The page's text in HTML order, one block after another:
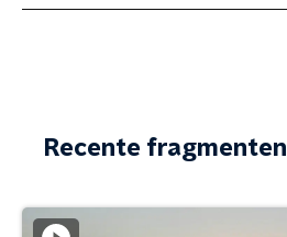
Recente fragmenten